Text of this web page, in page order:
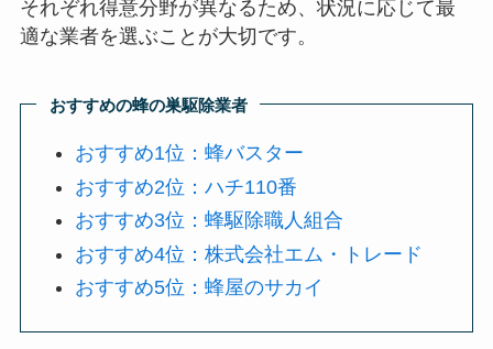
それぞれ得意分野が異なるため、状況に応じて最
適な業者を選ぶことが大切です。
おすすめの蜂の巣駆除業者
おすすめ1位：蜂バスター
おすすめ2位：ハチ110番
おすすめ3位：蜂駆除職人組合
おすすめ4位：株式会社エム・トレード
おすすめ5位：蜂屋のサカイ